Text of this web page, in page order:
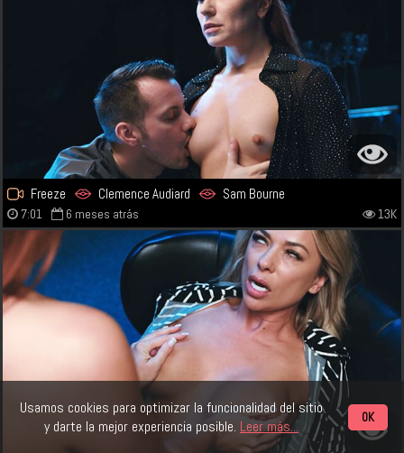
Usamos cookies para optimizar la funcionalidad del sitio
y darte la mejor experiencia posible. Leer más... OK
Freeze Clemence Audiard Sam Bourne
7:01 6 meses atrás 13K